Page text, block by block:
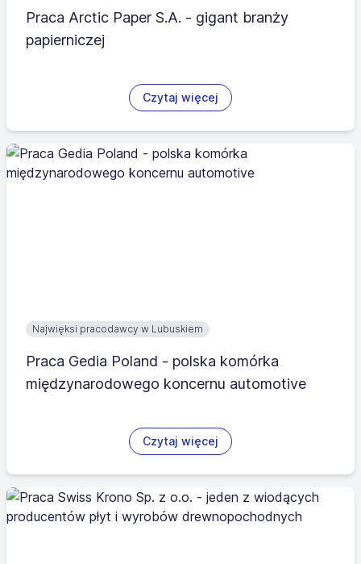
Praca Arctic Paper S.A. - gigant branży
papierniczej
Czytaj więcej
Najwięksi pracodawcy w Lubuskiem
Praca Gedia Poland - polska komórka
międzynarodowego koncernu automotive
Czytaj więcej